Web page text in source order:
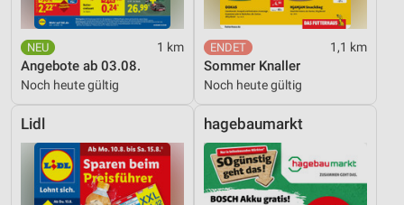
1 km
Angebote ab 03.08.
Noch heute gültig
1,1 km
Sommer Knaller
Noch heute gültig
Lidl hagebaumarkt